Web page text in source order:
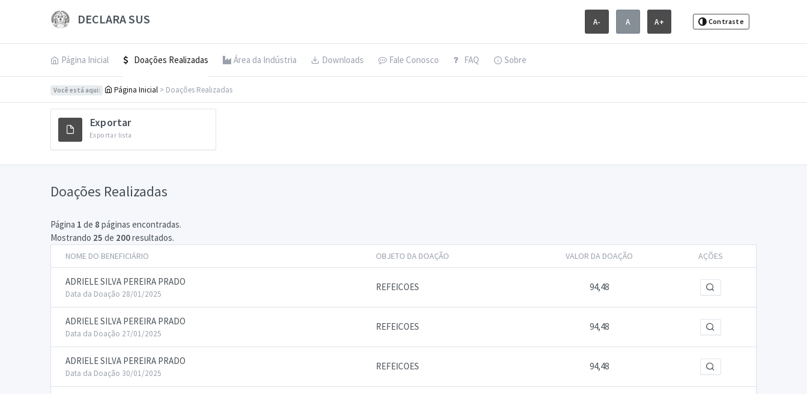
DECLARA SUS A- A A+ Contraste
Página Inicial Doações Realizadas Área da Indústria Downloads Fale Conosco FAQ Sobre
Você está aqui: Página Inicial > Doações Realizadas
Exportar
Exportar lista
Doações Realizadas
Página 1 de 8 páginas encontradas.
Mostrando 25 de 200resultados.
NOME DO BENEFICIÁRIO OBJETO DA DOAÇÃO VALOR DA DOAÇÃO AÇÕES
ADRIELE SILVA PEREIRA PRADO
Data da Doação 28/01/2025
REFEICOES 94,48
ADRIELE SILVA PEREIRA PRADO
Data da Doação 27/01/2025
REFEICOES 94,48
ADRIELE SILVA PEREIRA PRADO
Data da Doação 30/01/2025
REFEICOES 94,48